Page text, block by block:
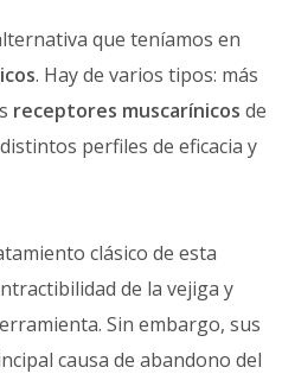
que teníamos en
. Hay de varios tipos: más
receptores muscarínicos de
perfiles de eficacia y
clásico de esta
de la vejiga y
Sin embargo, sus
causa de abandono del